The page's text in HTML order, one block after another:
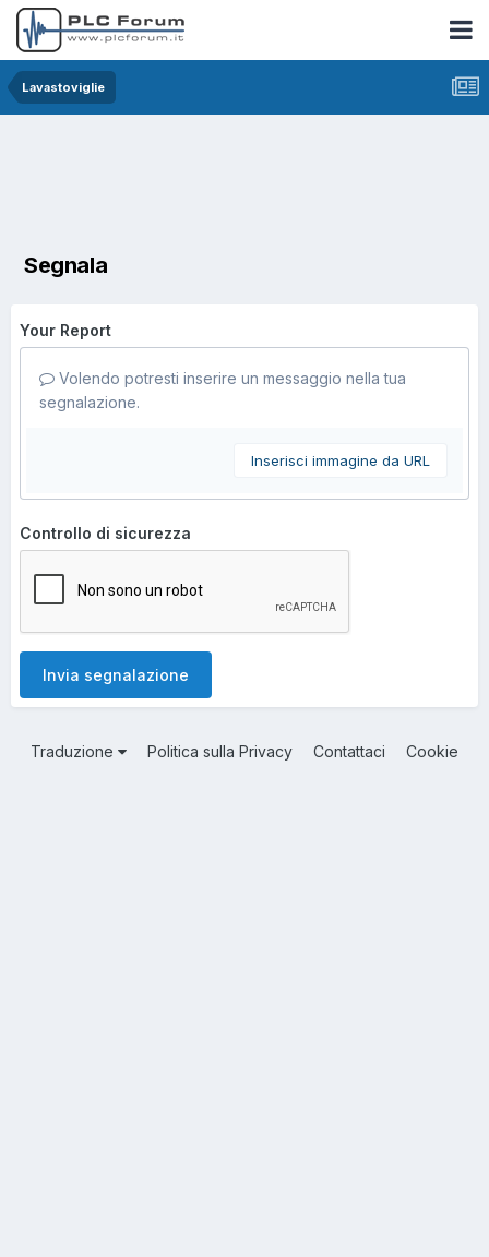
Lavastoviglie
Segnala
Your Report
Volendo potresti inserire un messaggio nella tua
segnalazione.
Inserisci immagine da URL
Controllo di sicurezza
Invia segnalazione
Traduzione Politica sulla Privacy Contattaci Cookie